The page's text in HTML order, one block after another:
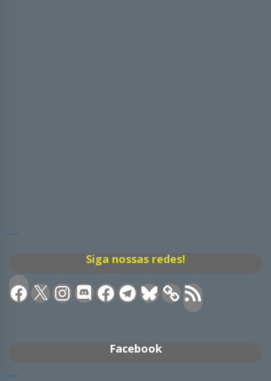
Siga nossas redes!
Facebook
X Instagram
DiscordFacebookTelegramBluesky Feed
RSS
Facebook